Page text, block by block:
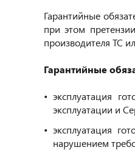
Гарантийные
при этом
производителя ТС
Гарантийные
эксплуатация
эксплуатации и
эксплуатация
нарушением